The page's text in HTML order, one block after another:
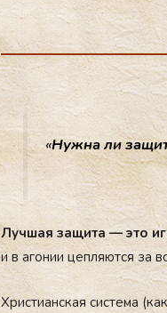
«Нуж­на ли
Луч­шая за­щита — это
и в аго­нии цеп­ля­ют­ся за
Хрис­ти­ан­ская сис­те­ма